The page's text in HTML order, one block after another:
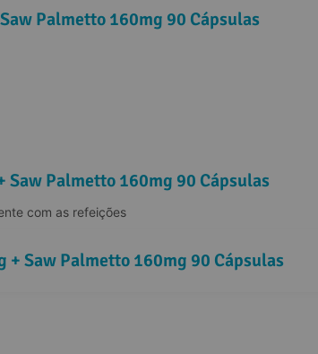
Palmetto 160mg 90 Cápsulas
Saw Palmetto 160mg 90 Cápsulas
com as refeições
Saw Palmetto 160mg 90 Cápsulas